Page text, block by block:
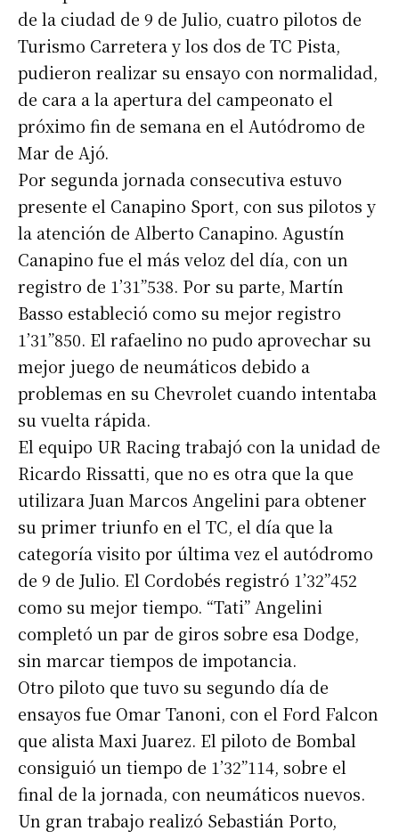
Suscribirme gratis
de la ciudad de 9 de Julio, cuatro pilotos de
Turismo Carretera y los dos de TC Pista,
pudieron realizar su ensayo con normalidad,
de cara a la apertura del campeonato el
próximo fin de semana en el Autódromo de
Mar de Ajó.
Por segunda jornada consecutiva estuvo
presente el Canapino Sport, con sus pilotos y
la atención de Alberto Canapino. Agustín
Canapino fue el más veloz del día, con un
registro de 1’31”538. Por su parte, Martín
Basso estableció como su mejor registro
1’31”850. El rafaelino no pudo aprovechar su
mejor juego de neumáticos debido a
problemas en su Chevrolet cuando intentaba
su vuelta rápida.
El equipo UR Racing trabajó con la unidad de
Ricardo Rissatti, que no es otra que la que
utilizara Juan Marcos Angelini para obtener
su primer triunfo en el TC, el día que la
categoría visito por última vez el autódromo
de 9 de Julio. El Cordobés registró 1’32”452
como su mejor tiempo. “Tati” Angelini
completó un par de giros sobre esa Dodge,
sin marcar tiempos de impotancia.
Otro piloto que tuvo su segundo día de
ensayos fue Omar Tanoni, con el Ford Falcon
que alista Maxi Juarez. El piloto de Bombal
consiguió un tiempo de 1’32”114, sobre el
final de la jornada, con neumáticos nuevos.
Un gran trabajo realizó Sebastián Porto,